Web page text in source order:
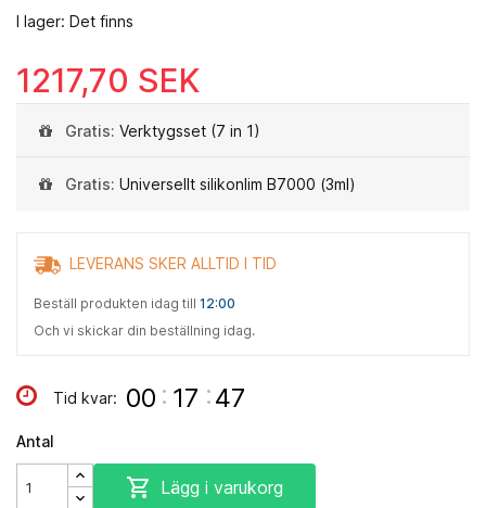
I lager: Det finns
1217,70 SEK
Gratis: Verktygsset (7 in 1)
Gratis: Universellt silikonlim B7000 (3ml)
LEVERANS SKER ALLTID I TID
Beställ produkten idag till 12:00
Och vi skickar din beställning idag.
Tid kvar: 00 : 17 :46
Antal
 Lägg i varukorg